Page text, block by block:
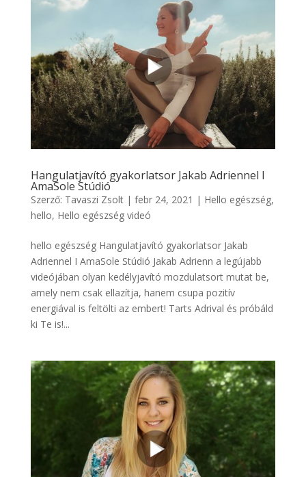
Hangulatjavító gyakorlatsor Jakab Adriennel I
AmaSole Stúdió
Szerző: Tavaszi Zsolt| febr 24, 2021 | Hello egészség,
hello, Hello egészség videó
hello egészség Hangulatjavító gyakorlatsor Jakab
Adriennel I AmaSole Stúdió Jakab Adrienn a legújabb
videójában olyan kedélyjavító mozdulatsort mutat be,
amely nem csak ellazítja, hanem csupa pozitív
energiával is feltölti az embert! Tarts Adrival és próbáld
ki Te is!...